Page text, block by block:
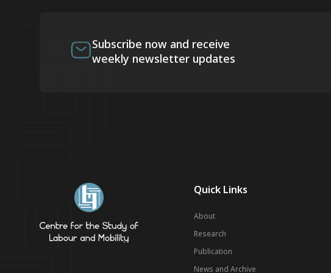
Subscribe now and receive
weekly newsletter updates
Quick Links
About
Research
Publication
News and Archive